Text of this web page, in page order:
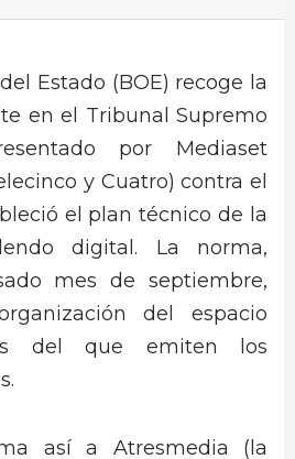
Estado (BOE) recoge la
en el Tribunal Supremo
por Mediaset
y Cuatro) contra el
el plan técnico de la
digital. La norma,
mes de septiembre,
del espacio
del que emiten los
así a Atresmedia (la